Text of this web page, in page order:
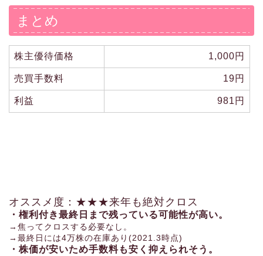
まとめ
株主優待価格 1,000円
売買手数料 19円
利益 981円
オススメ度：★★★来年も絶対クロス
・権利付き最終日まで残っている可能性が高い。
→焦ってクロスする必要なし。
→最終日には4万株の在庫あり(2021.3時点)
・株価が安いため手数料も安く抑えられそう。